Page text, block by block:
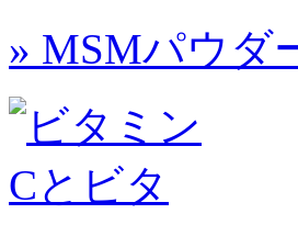
» MSMパウダ